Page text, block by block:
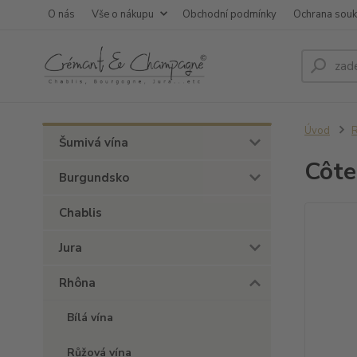
O nás Vše o nákupu Obchodní podmínky Ochrana
Šumivá vína
Burgundsko
Chablis
Jura
Rhôna
Bílá vína
Růžová vína
Úvod